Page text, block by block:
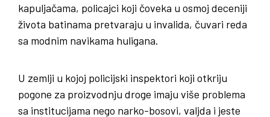
kapuljačama, policajci koji čoveka u osmoj deceniji
života batinama pretvaraju u invalida, čuvari reda
sa modnim navikama huligana.
U zemlji u kojoj policijski inspektori koji otkriju
pogone za proizvodnju droge imaju više problema
sa institucijama nego narko-bosovi, valjda i jeste